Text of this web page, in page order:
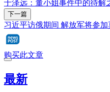
于泽远：董小姐事件中的待解
下一篇
习近平访俄期间 解放军将参
购买此文章
最新